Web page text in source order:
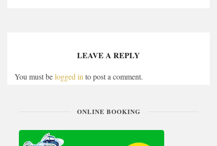
LEAVE A REPLY
You must belogged in to post a comment.
ONLINE BOOKING